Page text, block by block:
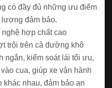
có đầy đủ những ưu điểm
lượng đảm bảo.
hợp chất cao
trội trên cả đường khô
ngắn, kiểm soát lái tối ưu,
cua, giúp xe vận hành
khác nhau, đảm bảo an